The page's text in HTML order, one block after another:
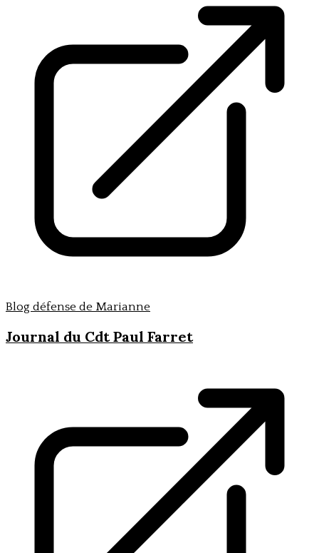
Blog défense de Marianne
Journal du Cdt Paul Farret